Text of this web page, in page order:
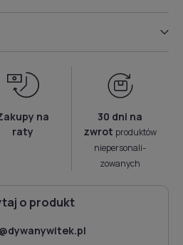
na
raty
30 dni na
zwrot produktów
niepersonali­
zowanych
o produkt